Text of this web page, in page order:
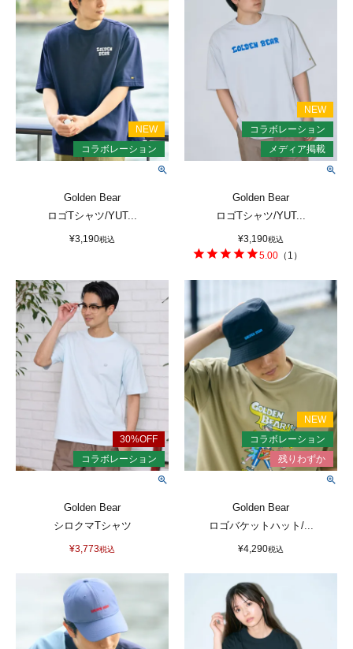
Golden Bear
ロゴTシャツ/YUT...
¥3,190税込
Golden Bear
ロゴTシャツ/YUT...
¥3,190税込
5.00 （ 1 ）
Golden Bear
シロクマTシャツ
¥3,773税込
Golden Bear
ロゴバケットハット/...
¥4,290税込